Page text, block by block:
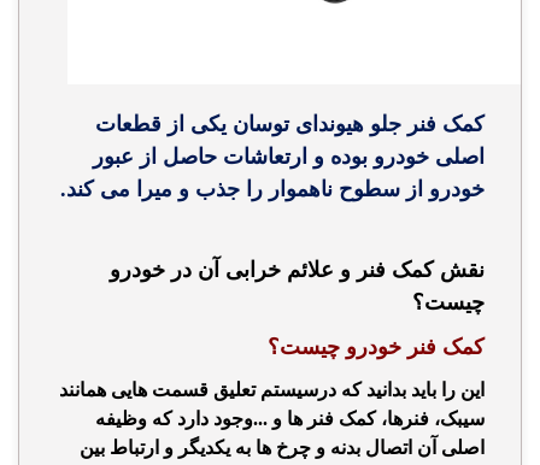
کمک فنر جلو هیوندای توسان یکی از قطعات
اصلی خودرو بوده و ارتعاشات حاصل از عبور
خودرو از سطوح ناهموار را جذب و میرا می کند.
نقش کمک فنر و علائم خرابی آن در خودرو
چیست؟
کمک فنر خودرو چیست؟
این را باید بدانید که درسیستم تعلیق قسمت هایی همانند
سیبک، فنرها، کمک فنر ها و ...وجود دارد که وظیفه
اصلی آن اتصال بدنه و چرخ ها به یکدیگر و ارتباط بین